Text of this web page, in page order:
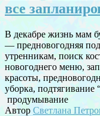
все
В декабре жизнь мам
— предновогодняя
утренникам, поиск
новогоднего меню,
красоты,
уборка, подтягивание
продумывание
Автор Светлана